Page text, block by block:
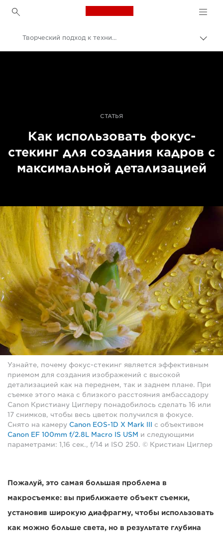
Canon Logo, back to
Творческий подход к технике фокус-стекинга
СТАТЬЯ
Как использовать фокус-
стекинг для создания кадров с
максимальной детализацией
Узнайте, почему фокус-стекинг является эффективным
приемом для создания изображений с высокой
детализацией как на переднем, так и заднем плане. При
съемке этого мака с близкого расстояния амбассадору
Canon Кристиану Циглеру понадобилось сделать 16 или
17 снимков, чтобы весь цветок получился в фокусе.
Снято на камеру Canon EOS-1D X Mark III
с объективом
Canon EF 100mm f/2.8L Macro IS USM и следующими
параметрами: 1,16 сек., f/14 и ISO 250. © Кристиан Циглер
Пожалуй, это самая большая проблема в
макросъемке: вы приближаете объект съемки,
установив широкую диафрагму, чтобы использовать
как можно больше света, но в результате глубина